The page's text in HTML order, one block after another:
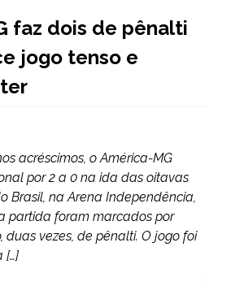
faz dois de pênalti
jogo tenso e
acréscimos, o América-MG
por 2 a 0 na ida das oitavas
Brasil, na Arena Independência,
partida foram marcados por
duas vezes, de pênalti. O jogo foi
[…]